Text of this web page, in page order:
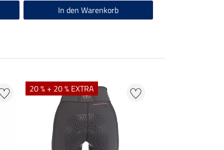
In den Warenkorb
20 % + 20 % EXTRA